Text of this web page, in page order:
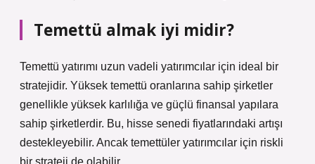
Temettü almak iyi midir?
Temettü yatırımı uzun vadeli yatırımcılar için ideal bir
stratejidir. Yüksek temettü oranlarına sahip şirketler
genellikle yüksek karlılığa ve güçlü finansal yapılara
sahip şirketlerdir. Bu, hisse senedi fiyatlarındaki artışı
destekleyebilir. Ancak temettüler yatırımcılar için riskli
bir strateji de olabilir.